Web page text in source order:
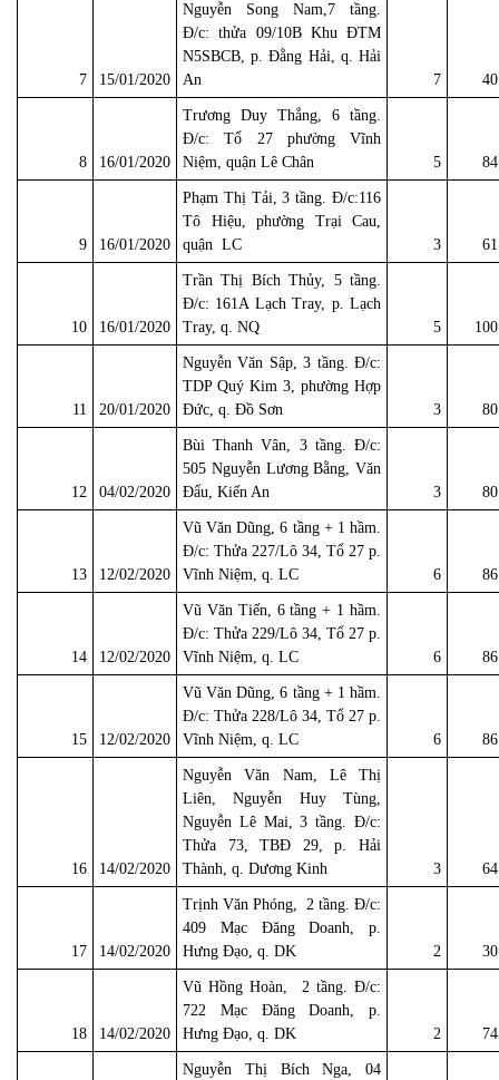
7 15/01/2020
Nguyễn Song Nam,7 tầng.
Đ/c: thửa 09/10B Khu ĐTM
N5SBCB, p. Đằng Hải, q. Hải
An
7 40
8 16/01/2020
Trương Duy Thắng, 6 tầng.
Đ/c: Tổ 27 phường Vĩnh
Niệm, quận Lê Chân
5 84
9 16/01/2020
Phạm Thị Tải, 3 tầng. Đ/c:116
Tô Hiệu, phường Trại Cau,
quận LC
3 61
10 16/01/2020
Trần Thị Bích Thủy, 5 tầng.
Đ/c: 161A Lạch Tray, p. Lạch
Tray, q. NQ
5 100
11 20/01/2020
Nguyễn Văn Sập, 3 tầng. Đ/c:
TDP Quý Kim 3, phường Hợp
Đức, q. Đồ Sơn
3 80
12 04/02/2020
Bùi Thanh Vân, 3 tầng. Đ/c:
505 Nguyễn Lương Bằng, Văn
Đẩu, Kiến An
3 80
13 12/02/2020
Vũ Văn Dũng, 6 tầng + 1 hầm.
Đ/c: Thửa 227/Lô 34, Tổ 27 p.
Vĩnh Niệm, q. LC
6 86
14 12/02/2020
Vũ Văn Tiến, 6 tầng + 1 hầm.
Đ/c: Thửa 229/Lô 34, Tổ 27 p.
Vĩnh Niệm, q. LC
6 86
15 12/02/2020
Vũ Văn Dũng, 6 tầng + 1 hầm.
Đ/c: Thửa 228/Lô 34, Tổ 27 p.
Vĩnh Niệm, q. LC
6 86
16 14/02/2020
Nguyễn Văn Nam, Lê Thị
Liên, Nguyễn Huy Tùng,
Nguyễn Lê Mai, 3 tầng. Đ/c:
Thửa 73, TBĐ 29, p. Hải
Thành, q. Dương Kinh
3 64
17 14/02/2020
Trịnh Văn Phóng, 2 tầng. Đ/c:
409 Mạc Đăng Doanh, p.
Hưng Đạo, q. DK
2 30
18 14/02/2020
Vũ Hồng Hoàn, 2 tầng. Đ/c:
722 Mạc Đăng Doanh, p.
Hưng Đạo, q. DK
2 74
Nguyễn Thị Bích Nga, 04